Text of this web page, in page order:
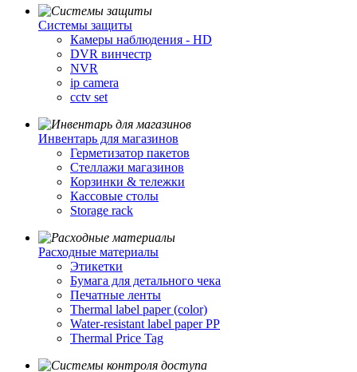
Cистемы защиты
Камеры наблюдения - HD
DVR винчестр
NVR
ip camera
cctv set
Инвентарь для магазинов
Герметизатор пакетов
Стеллажи магазинов
Корзинки & тележки
Кассовые столы
Storage rack
Расходные материалы
Этикетки
Бумага для детального чека
Печатные ленты
Thermal label paper (color)
Water-resistant label paper PP
Thermal Price Tag